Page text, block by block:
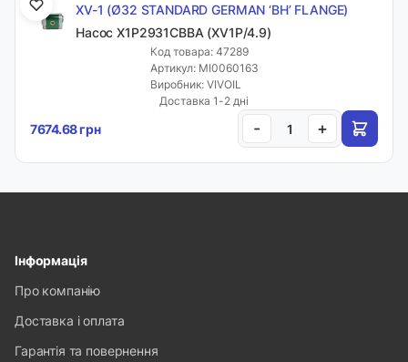
XV-1 (Ø32 STANDARD GERMAN ‘BH’ FLANGE)
Насос X1P2931CBBA (XV1P/4.9)
Код товара: 47289
Артикул: MI0060163
Виробник: VIVOIL
Доставка 1-2 дні
7674.68 грн - +
Інформація
Про компанію
Доставка і оплата
Гарантія та повернення